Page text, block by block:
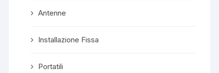
Antenne
Installazione Fissa
Portatili